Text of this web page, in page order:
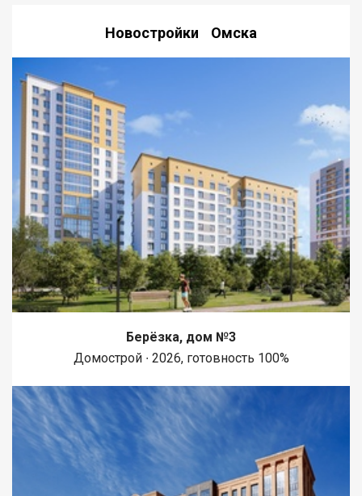
Новостройки Омска
Берёзка, дом №3
Домострой ∙ 2026, готовность 100%